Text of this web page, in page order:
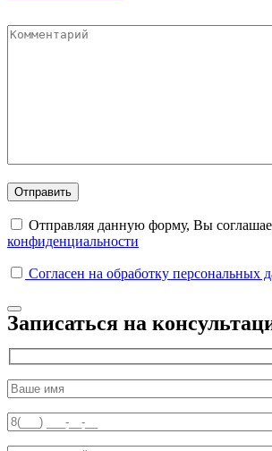
Отправляя данную форму, Вы
конфиденциальности
Согласен на обработку персональных
Записаться на